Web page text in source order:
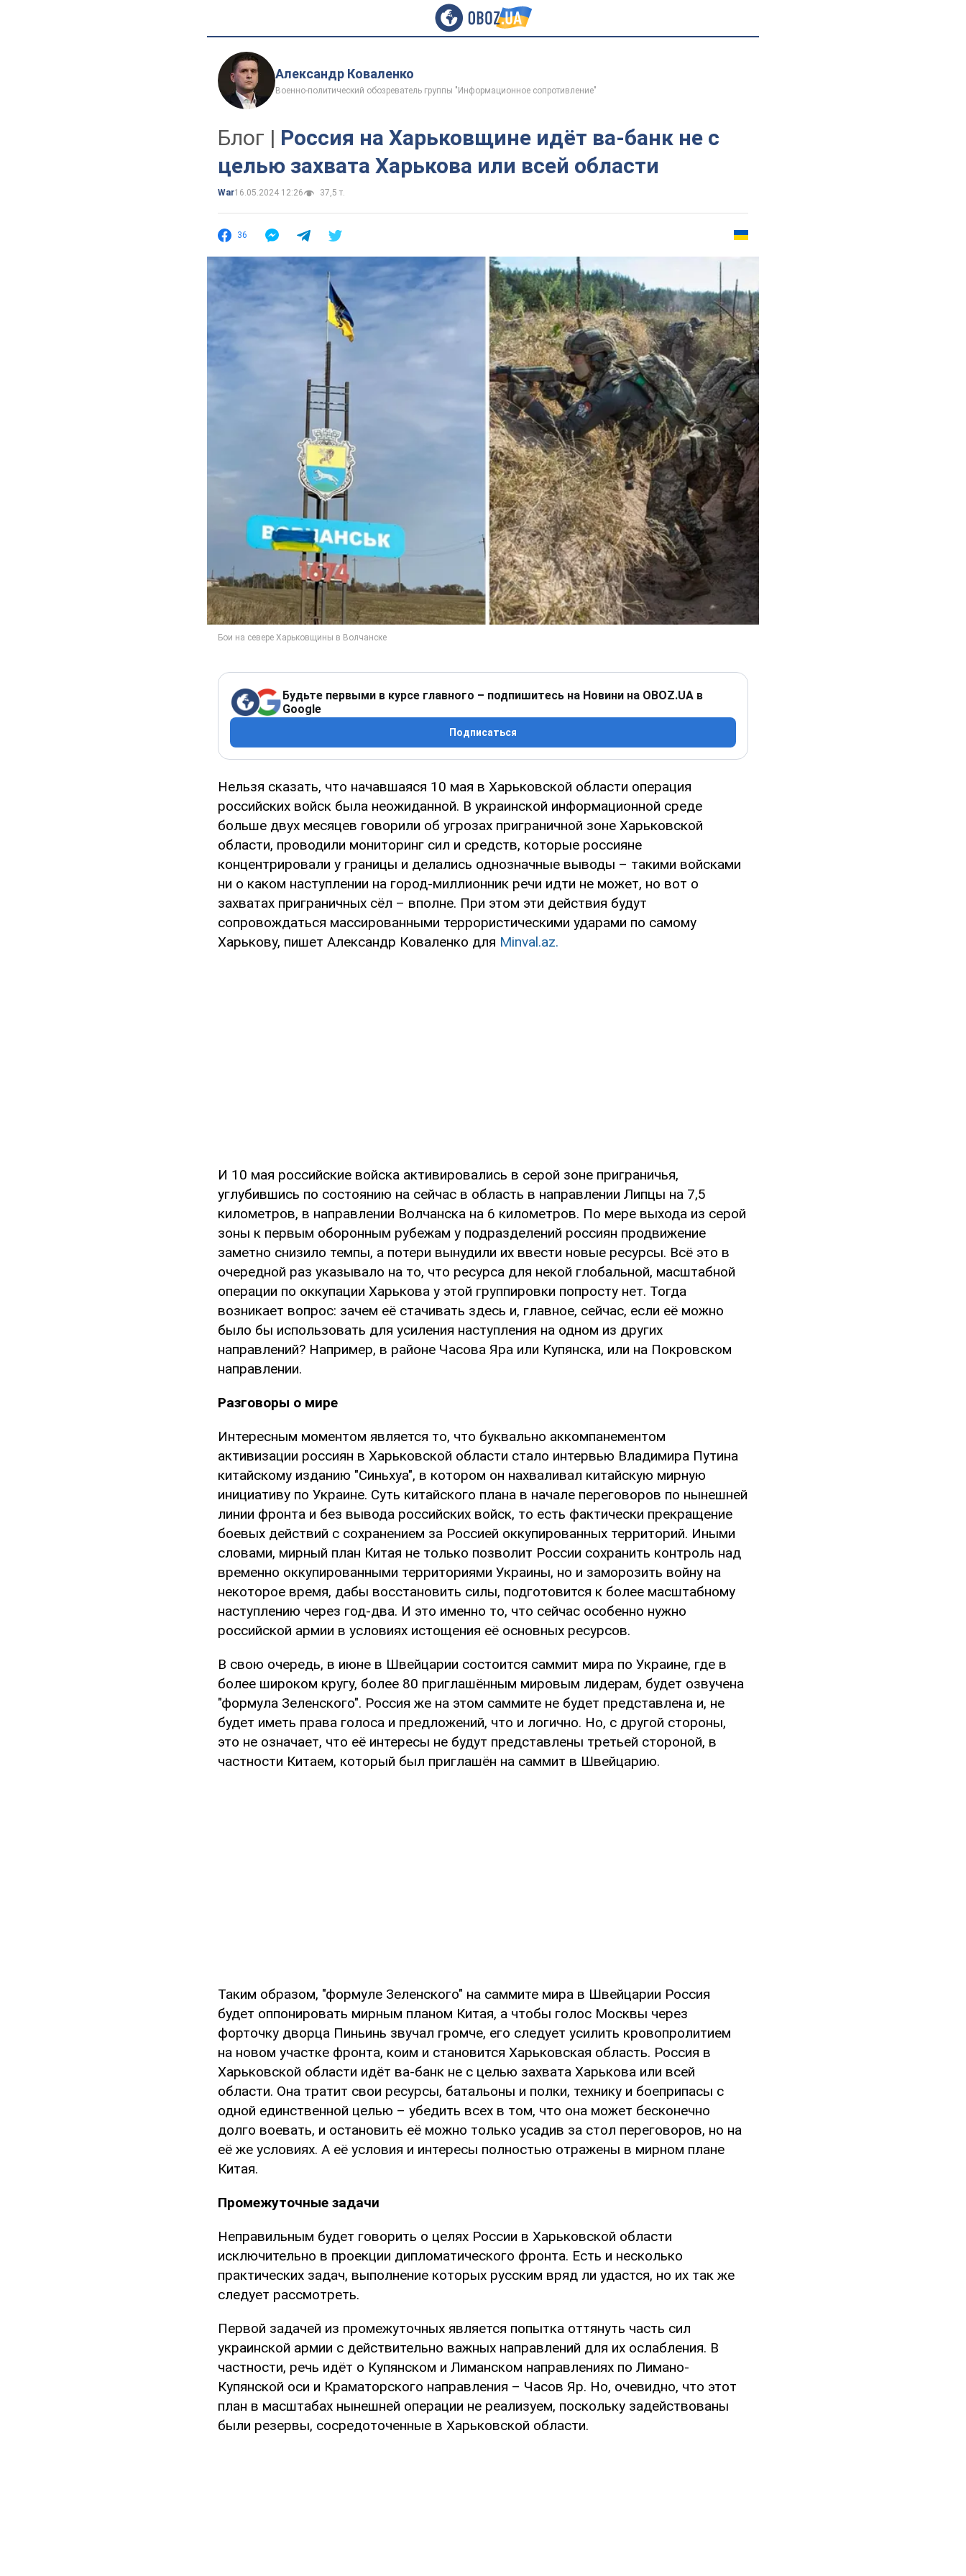
Александр Коваленко
Военно-политический обозреватель группы "Информационное сопротивление"
Блог | Россия на Харьковщине идёт ва-банк не с
целью захвата Харькова или всей области
War16.05.2024 12:26 37,5 т.
36
Будьте первыми в курсе главного – подпишитесь на Новини на OBOZ.UA в
Google
Подписаться
Нельзя сказать, что начавшаяся 10 мая в Харьковской области операция
российских войск была неожиданной. В украинской информационной среде
больше двух месяцев говорили об угрозах приграничной зоне Харьковской
области, проводили мониторинг сил и средств, которые россияне
концентрировали у границы и делались однозначные выводы – такими войсками
ни о каком наступлении на город-миллионник речи идти не может, но вот о
захватах приграничных сёл – вполне. При этом эти действия будут
сопровождаться массированными террористическими ударами по самому
Харькову, пишет Александр Коваленко для Minval.az.
И 10 мая российские войска активировались в серой зоне приграничья,
углубившись по состоянию на сейчас в область в направлении Липцы на 7,5
километров, в направлении Волчанска на 6 километров. По мере выхода из серой
зоны к первым оборонным рубежам у подразделений россиян продвижение
заметно снизило темпы, а потери вынудили их ввести новые ресурсы. Всё это в
очередной раз указывало на то, что ресурса для некой глобальной, масштабной
операции по оккупации Харькова у этой группировки попросту нет. Тогда
возникает вопрос: зачем её стачивать здесь и, главное, сейчас, если её можно
было бы использовать для усиления наступления на одном из других
направлений? Например, в районе Часова Яра или Купянска, или на Покровском
направлении.
Разговоры о мире
Интересным моментом является то, что буквально аккомпанементом
активизации россиян в Харьковской области стало интервью Владимира Путина
китайскому изданию "Синьхуа", в котором он нахваливал китайскую мирную
инициативу по Украине. Суть китайского плана в начале переговоров по нынешней
линии фронта и без вывода российских войск, то есть фактически прекращение
боевых действий с сохранением за Россией оккупированных территорий. Иными
словами, мирный план Китая не только позволит России сохранить контроль над
временно оккупированными территориями Украины, но и заморозить войну на
некоторое время, дабы восстановить силы, подготовится к более масштабному
наступлению через год-два. И это именно то, что сейчас особенно нужно
российской армии в условиях истощения её основных ресурсов.
В свою очередь, в июне в Швейцарии состоится саммит мира по Украине, где в
более широком кругу, более 80 приглашённым мировым лидерам, будет озвучена
"формула Зеленского". Россия же на этом саммите не будет представлена и, не
будет иметь права голоса и предложений, что и логично. Но, с другой стороны,
это не означает, что её интересы не будут представлены третьей стороной, в
частности Китаем, который был приглашён на саммит в Швейцарию.
Таким образом, "формуле Зеленского" на саммите мира в Швейцарии Россия
будет оппонировать мирным планом Китая, а чтобы голос Москвы через
форточку дворца Пиньинь звучал громче, его следует усилить кровопролитием
на новом участке фронта, коим и становится Харьковская область. Россия в
Харьковской области идёт ва-банк не с целью захвата Харькова или всей
области. Она тратит свои ресурсы, батальоны и полки, технику и боеприпасы с
одной единственной целью – убедить всех в том, что она может бесконечно
долго воевать, и остановить её можно только усадив за стол переговоров, но на
её же условиях. А её условия и интересы полностью отражены в мирном плане
Китая.
Промежуточные задачи
Неправильным будет говорить о целях России в Харьковской области
исключительно в проекции дипломатического фронта. Есть и несколько
практических задач, выполнение которых русским вряд ли удастся, но их так же
следует рассмотреть.
Первой задачей из промежуточных является попытка оттянуть часть сил
украинской армии с действительно важных направлений для их ослабления. В
частности, речь идёт о Купянском и Лиманском направлениях по Лимано-
Купянской оси и Краматорского направления – Часов Яр. Но, очевидно, что этот
план в масштабах нынешней операции не реализуем, поскольку задействованы
были резервы, сосредоточенные в Харьковской области.